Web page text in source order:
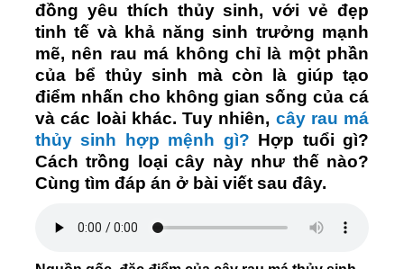
đồng yêu thích thủy sinh, với vẻ đẹp
tinh tế và khả năng sinh trưởng mạnh
mẽ, nên rau má không chỉ là một phần
của bể thủy sinh mà còn là giúp tạo
điểm nhấn cho không gian sống của cá
và các loài khác. Tuy nhiên, cây rau má
thủy sinh hợp mệnh gì? Hợp tuổi gì?
Cách trồng loại cây này như thế nào?
Cùng tìm đáp án ở bài viết sau đây.